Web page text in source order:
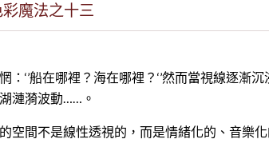
魔法之十三
‘’船在哪裡？海在哪裡？‘’然而當視線逐
漣漪波動……。
間不是線性透視的，而是情緒化的、音樂